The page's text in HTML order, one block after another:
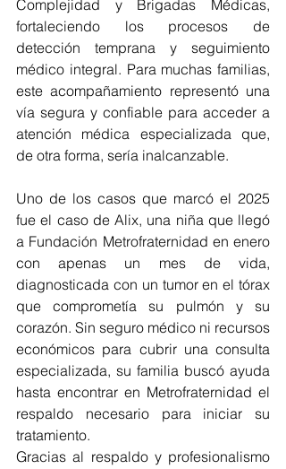
Complejidad y Brigadas Médicas,
fortaleciendo los procesos de
detección temprana y seguimiento
médico integral. Para muchas familias,
este acompañamiento representó una
vía segura y confiable para acceder a
atención médica especializada que,
de otra forma, sería inalcanzable.
Uno de los casos que marcó el 2025
fue el caso de Alix, una niña que llegó
a Fundación Metrofraternidad en enero
con apenas un mes de vida,
diagnosticada con un tumor en el tórax
que comprometía su pulmón y su
corazón. Sin seguro médico ni recursos
económicos para cubrir una consulta
especializada, su familia buscó ayuda
hasta encontrar en Metrofraternidad el
respaldo necesario para iniciar su
tratamiento.
Gracias al respaldo y profesionalismo